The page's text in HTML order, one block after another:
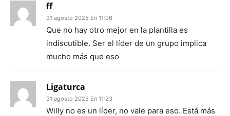
ff
31 agosto 2025 En 11:06
Que no hay otro mejor en la plantilla es
indiscutible. Ser el líder de un grupo implica
mucho más que eso
Ligaturca
31 agosto 2025 En 11:23
Willy no es un líder, no vale para eso. Está más